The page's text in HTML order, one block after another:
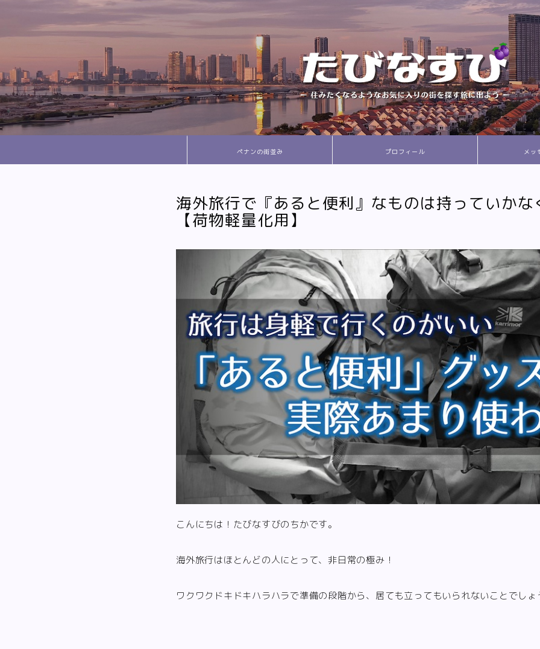
ペナンの街並み プロフィール メッ
海外旅行で『あると便利』なものは持っていかな
【荷物軽量化用】
こんにちは！たびなすびのちかです。
海外旅行はほとんどの人にとって、非日常の極み！
ワクワクドキドキハラハラで準備の段階から、居ても立ってもいられないことでしょ